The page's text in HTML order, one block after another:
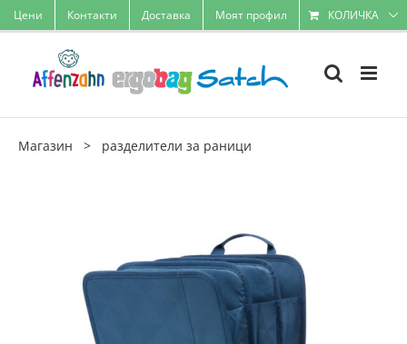
Skip
to
Цени Контакти Доставка Моят профил КОЛИЧКА
Магазин > разделители за раници